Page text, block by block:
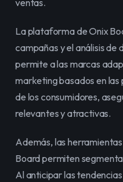
ventas.
La plataforma de Onix
campañas y el análisis de
permite a las marcas
marketing basados en
de los consumidores,
relevantes y atractivas.
Además, las
Board permiten
Al anticipar las